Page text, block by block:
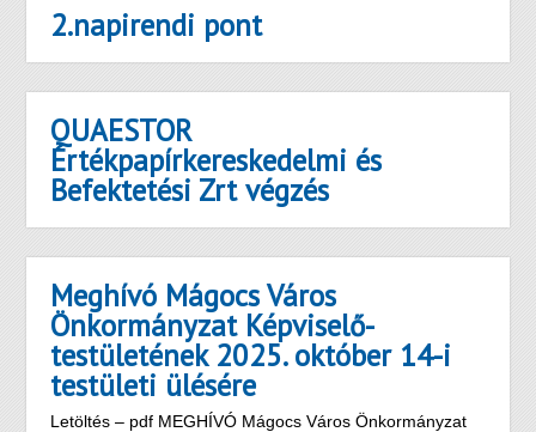
2.napirendi pont
QUAESTOR
Értékpapírkereskedelmi és
Befektetési Zrt végzés
Meghívó Mágocs Város
Önkormányzat Képviselő-
testületének 2025. október 14-i
testületi ülésére
Letöltés – pdf MEGHÍVÓ Mágocs Város Önkormányzat